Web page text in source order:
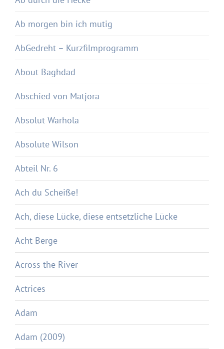
Ab morgen bin ich mutig
AbGedreht – Kurzfilmprogramm
About Baghdad
Abschied von Matjora
Absolut Warhola
Absolute Wilson
Abteil Nr. 6
Ach du Scheiße!
Ach, diese Lücke, diese entsetzliche Lücke
Acht Berge
Across the River
Actrices
Adam
Adam (2009)